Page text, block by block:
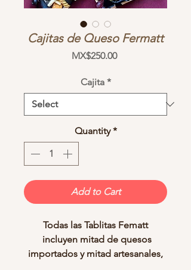
Cajitas de Queso Fermatt
MX$250.00Price
Cajita *
Quantity *
Add to Cart
Todas las Tablitas Fematt
incluyen mitad de quesos
importados y mitad artesanales,